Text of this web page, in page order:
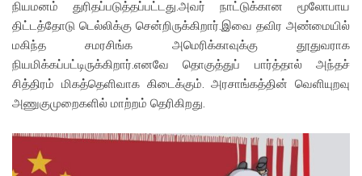
நியமனம் துரிதப்படுத்தப்பட்டது.அவர் நாட்டுக்கான மூலோபாய
திட்டத்தோடு டெல்லிக்கு சென்றிருக்கிறார்.இவை தவிர அண்மையில்
மகிந்த சமரசிங்க அமெரிக்காவுக்கு தூதுவராக
நியமிக்கப்பட்டிருக்கிறார்.எனவே தொகுத்துப் பார்த்தால் அந்தச்
சித்திரம் மிகத்தெளிவாக கிடைக்கும். அரசாங்கத்தின் வெளியுறவு
அணுகுமுறைகளில் மாற்றம் தெரிகிறது.